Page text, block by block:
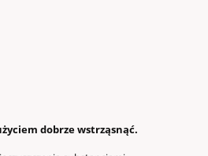
dobrze wstrząsnąć.